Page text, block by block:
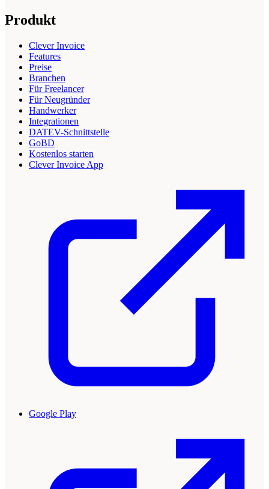
Produkt
Clever Invoice
Features
Preise
Branchen
Für Freelancer
Für Neugründer
Handwerker
Integrationen
DATEV-Schnittstelle
GoBD
Kostenlos starten
Clever Invoice App
Google Play